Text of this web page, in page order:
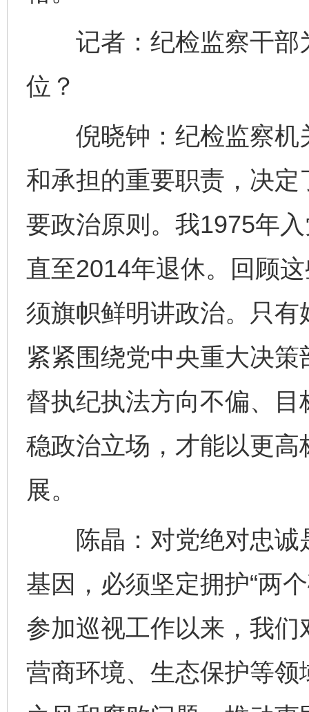
记者：纪检监察干部
位？
倪晓钟：纪检监察机
和承担的重要职责，决
要政治原则。我1975年
直至2014年退休。回顾
须旗帜鲜明讲政治。只
紧紧围绕党中央重大决
督执纪执法方向不偏、
稳政治立场，才能以更
展。
陈晶：对党绝对忠诚
基因，必须坚定拥护“两
参加巡视工作以来，我
营商环境、生态保护等